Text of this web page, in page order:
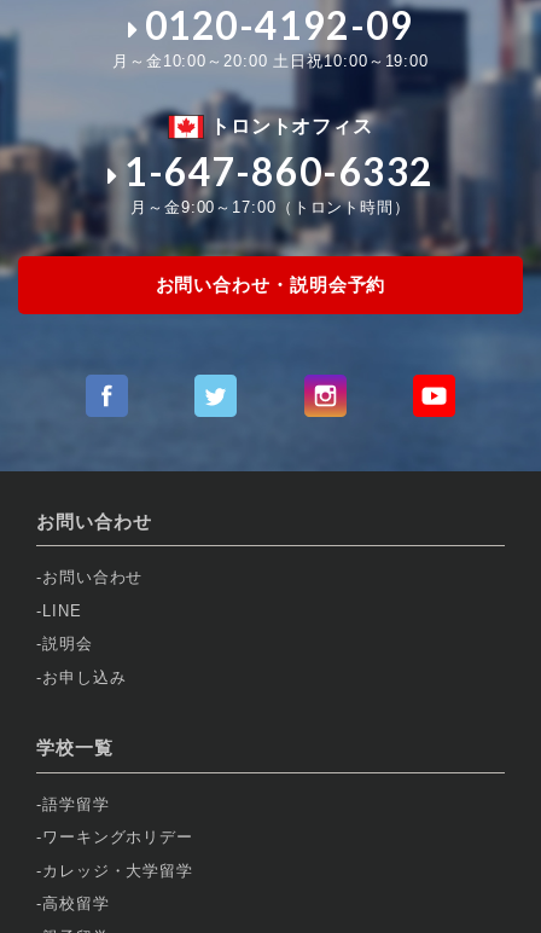
0120-4192-09
月～金10:00～20:00 土日祝10:00～19:00
トロントオフィス
1-647-860-6332
月～金9:00～17:00（トロント時間）
お問い合わせ・説明会予約
お問い合わせ
お問い合わせ
LINE
説明会
お申し込み
学校一覧
語学留学
ワーキングホリデー
カレッジ・大学留学
高校留学